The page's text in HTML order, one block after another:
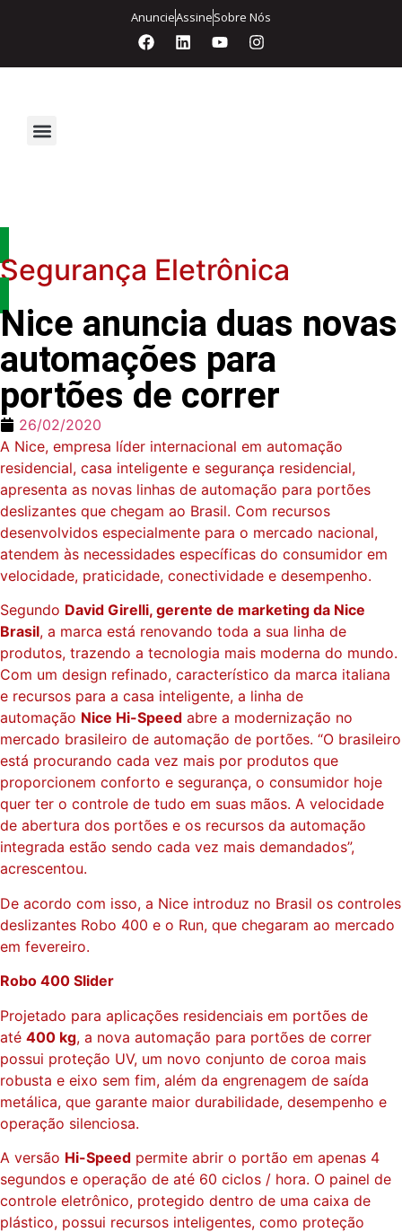
AnuncieAssineSobre Nós
Segurança Eletrônica
Nice anuncia duas novas
automações para
portões de correr
26/02/2020
A Nice, empresa líder internacional em automação
residencial, casa inteligente e segurança residencial,
apresenta as novas linhas de automação para portões
deslizantes que chegam ao Brasil. Com recursos
desenvolvidos especialmente para o mercado nacional,
atendem às necessidades específicas do consumidor em
velocidade, praticidade, conectividade e desempenho.
Segundo David Girelli, gerente de marketing da Nice
Brasil, a marca está renovando toda a sua linha de
produtos, trazendo a tecnologia mais moderna do mundo.
Com um design refinado, característico da marca italiana
e recursos para a casa inteligente, a linha de
automação Nice Hi-Speed abre a modernização no
mercado brasileiro de automação de portões. “O brasileiro
está procurando cada vez mais por produtos que
proporcionem conforto e segurança, o consumidor hoje
quer ter o controle de tudo em suas mãos. A velocidade
de abertura dos portões e os recursos da automação
integrada estão sendo cada vez mais demandados”,
acrescentou.
De acordo com isso, a Nice introduz no Brasil os controles
deslizantes Robo 400 e o Run, que chegaram ao mercado
em fevereiro.
Robo 400 Slider
Projetado para aplicações residenciais em portões de
até 400 kg, a nova automação para portões de correr
possui proteção UV, um novo conjunto de coroa mais
robusta e eixo sem fim, além da engrenagem de saída
metálica, que garante maior durabilidade, desempenho e
operação silenciosa.
A versão Hi-Speed permite abrir o portão em apenas 4
segundos e operação de até 60 ciclos / hora. O painel de
controle eletrônico, protegido dentro de uma caixa de
plástico, possui recursos inteligentes, como proteção